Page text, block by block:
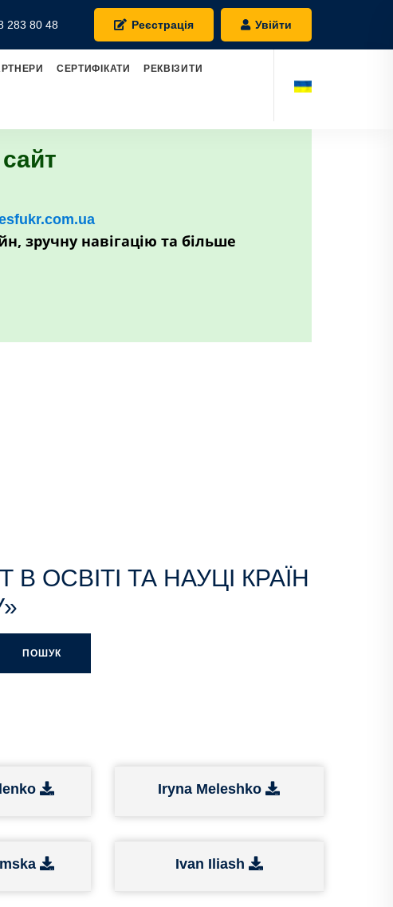
283 80 48 Реєстрація Увійти
СЕРТИФІКАТИ РЕКВІЗИТИ
зручну навігацію та більше
В ОСВІТІ ТА НАУЦІ КРАЇН
ПОШУК
Iryna Meleshko
Ivan Iliash